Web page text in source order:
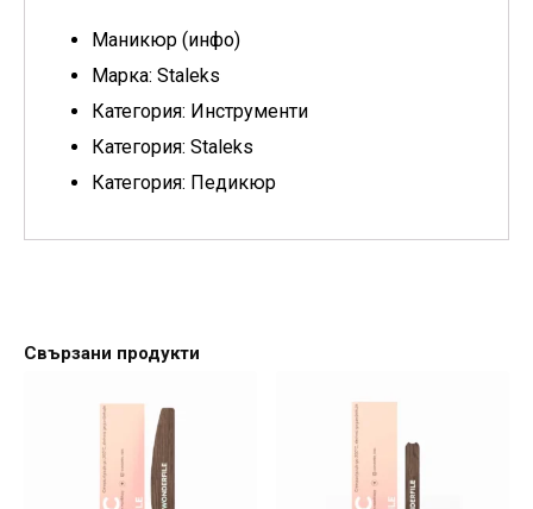
Маникюр (инфо)
Марка: Staleks
Категория: Инструменти
Категория: Staleks
Категория: Педикюр
Свързани продукти